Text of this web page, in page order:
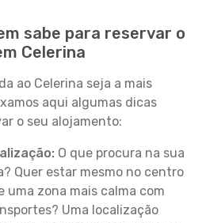
sabe para reservar o
Celerina
ao Celerina seja a mais
aqui algumas dicas
o seu alojamento:
O que procura na sua
Quer estar mesmo no centro
uma zona mais calma com
Uma localização